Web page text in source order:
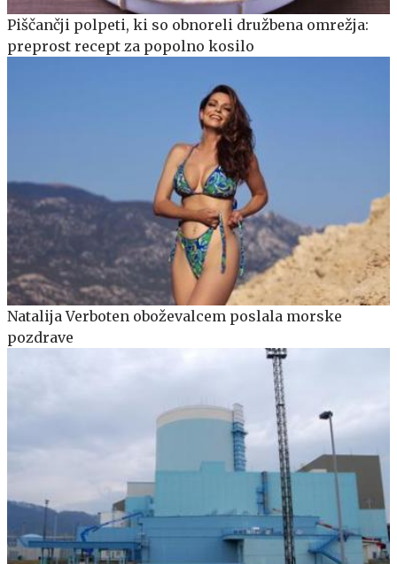
Piščančji polpeti, ki so obnoreli družbena omrežja:
preprost recept za popolno kosilo
Natalija Verboten oboževalcem poslala morske
pozdrave